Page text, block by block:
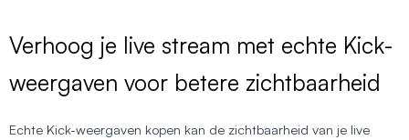
Verhoog je live stream met echte Kick-
weergaven voor betere zichtbaarheid
Echte Kick-weergaven kopen kan de zichtbaarheid van je live